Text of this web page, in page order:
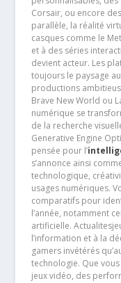
Corsair, ou encore
parallèle, la réalité
casques comme le
et à des séries
devient acteur. Les
toujours le paysage
productions
Brave New World ou
numérique se
de la recherche
Generative Engine
pensée pour l’
s’annonce ainsi
technologique,
usages numériques.
comparatifs pour
l’année, notamment
artificielle.
l’information et à la
gamers invétérés
technologie. Que
jeux vidéo, des